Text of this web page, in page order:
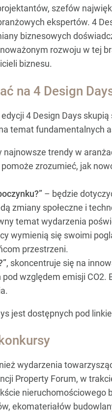
szefów
ekspertów. 4
biznesowych
rozwoju w tej
biznesu.
na 4 Design
4 Design Days
temat fundamentalnych
najnowsze trendy w
zrozumieć, jak
– będzie
zmiany społeczne i
temat wydarzenia
wymienią się swoimi
przestrzeni.
, skoncentruje się na
względem emisji
jest dostępnych pod
wydarzenia
Property Forum, w
ekomateriałów